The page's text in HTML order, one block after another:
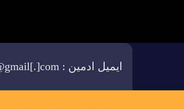
ایمیل ادمین : pooya.shahryar@gmail[.]com